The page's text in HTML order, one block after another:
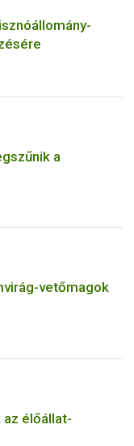
a
vetőmagok
élőállat-